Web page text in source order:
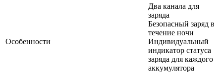
Особенности
Два канала для
заряда
Безопасный заряд в
течение ночи
Индивидуальный
индикатор статуса
заряда для каждого
аккумулятора